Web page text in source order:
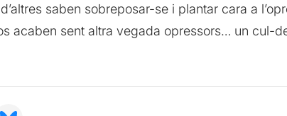
saben sobreposar-se i plantar cara a
acaben sent altra vegada opressors… un cul-